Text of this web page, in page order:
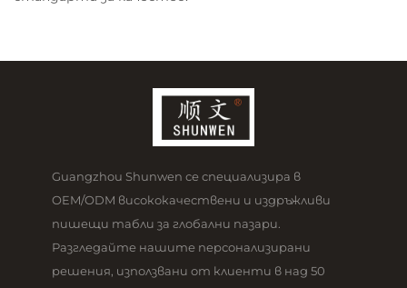
Guangzhou Shunwen се специализира в
OEM/ODM висококачествени и издръжливи
пишещи табли за глобални пазари.
Разгледайте нашите персонализирани
решения, използвани от клиенти в над 50